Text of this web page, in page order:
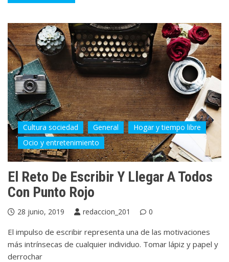
Cultura sociedad General
Hogar y tiempo libre
Ocio y entretenimiento
El Reto De Escribir Y Llegar A Todos
Con Punto Rojo
28 junio, 2019 redaccion_201 0
El impulso de escribir representa una de las motivaciones
más intrínsecas de cualquier individuo. Tomar lápiz y papel y
derrochar